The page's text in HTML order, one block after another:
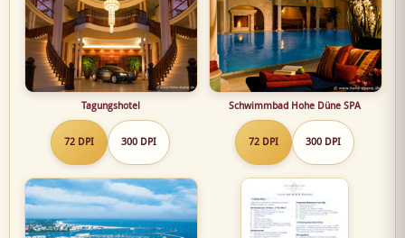
Tagungshotel
72 DPI 300 DPI
Schwimmbad Hohe Düne SPA
72 DPI 300 DPI